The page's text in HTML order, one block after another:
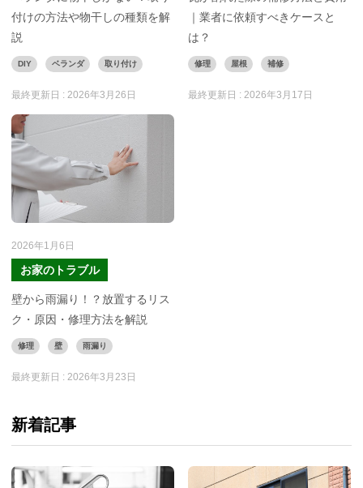
付けの方法や物干しの種類を解
説
DIY ベランダ 取り付け
最終更新日 : 2026年3月26日
｜業者に依頼すべきケースと
は？
修理 屋根 補修
最終更新日 :2026年3月17日
2026年1月6日
お家のトラブル
壁から雨漏り！？放置するリス
ク・原因・修理方法を解説
修理 壁 雨漏り
最終更新日 : 2026年3月23日
新着記事